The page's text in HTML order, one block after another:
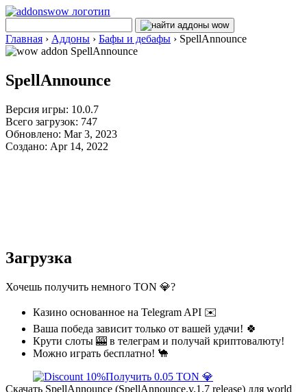
Главная › Аддоны › Бафы и дебафы › SpellAnnounce
SpellAnnounce
Версия игры: 10.0.7
Всего загрузок: 747
Обновлено: Mar 3, 2023
Создано: Apr 14, 2022
Загрузка
Хочешь получить немного TON 💎?
Казино основанное на Telegram API ✉️
Ваша победа зависит только от вашей удачи! 🍀
Крути слоты 🎰 в телеграм и получай криптовалюту!
Можно играть бесплатно! 🐪
Получить 0.05 TON 💎
Скачать SpellAnnounce (SpellAnnounce.v.1.7 release) для world